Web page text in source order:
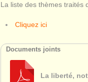
La liste des thèmes traités
Cliquez ici
Documents joints
La liberté,